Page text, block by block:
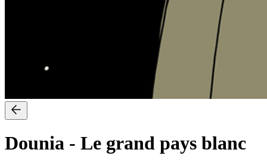
Dounia - Le grand pays blanc